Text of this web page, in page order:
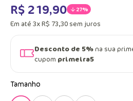
R$ 219,90 27%
Em até 3xR$ 73,30 sem juros
Desconto de 5%na sua
cupom primeira5
Tamanho